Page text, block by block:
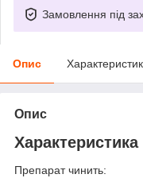
Замовлення під
Опис
Опис
Характеристика
Препарат чинить: